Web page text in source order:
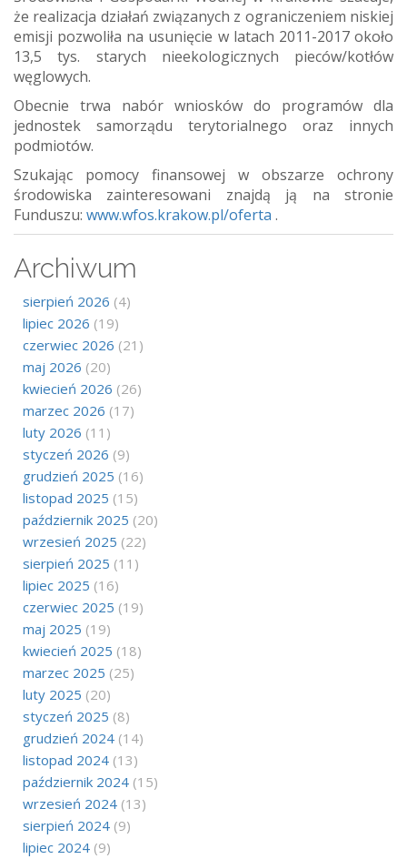
że realizacja działań związanych z ograniczeniem niskiej
emisji pozwoliła na usunięcie w latach 2011-2017 około
13,5 tys. starych nieekologicznych pieców/kotłów
węglowych.
Obecnie trwa nabór wniosków do programów dla
jednostek samorządu terytorialnego oraz innych
podmiotów.
Szukając pomocy finansowej w obszarze ochrony
środowiska zainteresowani znajdą ją na stronie
Funduszu: www.wfos.krakow.pl/oferta .
Archiwum
sierpień 2026 (4)
lipiec 2026 (19)
czerwiec 2026 (21)
maj 2026 (20)
kwiecień 2026 (26)
marzec 2026 (17)
luty 2026 (11)
styczeń 2026 (9)
grudzień 2025 (16)
listopad 2025 (15)
październik 2025 (20)
wrzesień 2025 (22)
sierpień 2025 (11)
lipiec 2025 (16)
czerwiec 2025 (19)
maj 2025 (19)
kwiecień 2025 (18)
marzec 2025 (25)
luty 2025 (20)
styczeń 2025 (8)
grudzień 2024 (14)
listopad 2024 (13)
październik 2024 (15)
wrzesień 2024 (13)
sierpień 2024 (9)
lipiec 2024 (9)